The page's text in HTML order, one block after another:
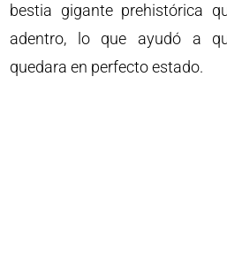
bestia gigante prehistórica
adentro, lo que ayudó a
quedara en perfecto estado.